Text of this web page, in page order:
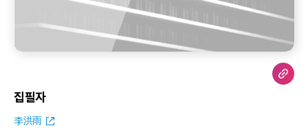
집필자
李洪雨